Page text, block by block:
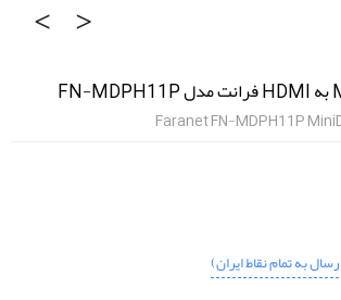
Faranet FN-MDPH11P
به تمام نقاط ایران)